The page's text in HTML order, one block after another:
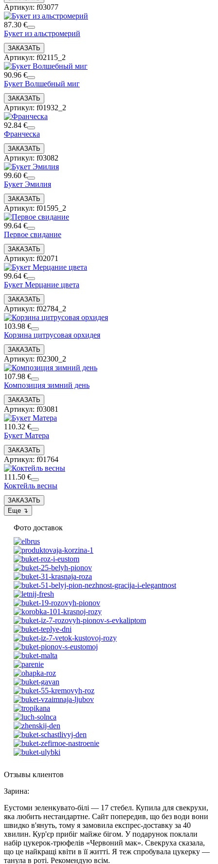
Артикул: f03077
87.30 €
Букет из альстромерий
Артикул: f02115_2
90.96 €
Букет Волшебный миг
Артикул: f01932_2
92.84 €
Франческа
Артикул: f03082
99.60 €
Букет Эмилия
Артикул: f01595_2
99.64 €
Первое свидание
Артикул: f02071
99.64 €
Букет Мерцание цвета
Артикул: f02784_2
103.98 €
Корзина цитрусовая орхидея
Артикул: f02300_2
107.98 €
Композиция зимний день
Артикул: f03081
110.32 €
Букет Матера
Артикул: f01764
111.50 €
Коктейль весны
Фото доставок
Отзывы клиентов
Зарина:
Еустоми зеленкувато-білі — 17 стебел. Купила для свекрухи,
яка любить нестандартне. Сайт попередив, що без води вони
швидко в'януть, тому я замовила експрес-доставку за 40
хвилин. Кур'єр прибіг майже бігом. У подарунок поклали
набір цукерок-трюфелів «Червоний мак». Свекруха сказала,
що це найкращі квіти в її житті. Я теж спробувала цукерку —
танула в роті. Рекомендую всім.